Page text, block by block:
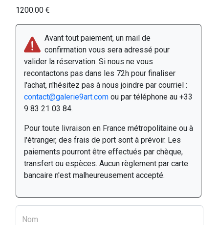
1200.00 €
Avant tout paiement, un mail de
confirmation vous sera adressé pour
valider la réservation. Si nous ne vous
recontactons pas dans les 72h pour finaliser
l'achat, n'hésitez pas à nous joindre par courriel :
contact@galerie9art.com ou par téléphone au +33
9 83 21 03 84.
Pour toute livraison en France métropolitaine ou à
l'étranger, des frais de port sont à prévoir. Les
paiements pourront être effectués par chèque,
transfert ou espèces. Aucun règlement par carte
bancaire n'est malheureusement accepté.
Nom